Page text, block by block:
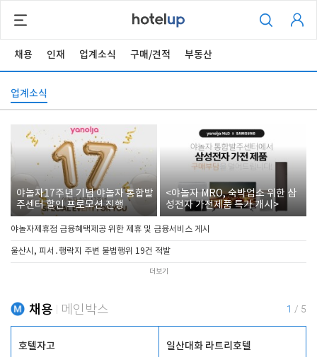
채용 인재 업계소식 구매/견적 부동산
업계소식
야놀자17주년 기념 야놀자 통합발
주센터 할인 프로모션 진행
<야놀자 MRO, 숙박업소 위한 삼
성전자 가전제품 특가 개시>
야놀자제휴점 금융혜택제공 위한 제휴 및 금융서비스 게시
울산시, 피서․행락지 주변 불법행위 19건 적발
더보기
채용 메인박스 1 / 5
호텔자고 일산대화 라트리호텔